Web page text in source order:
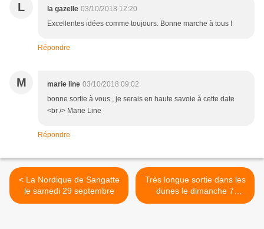
L la gazelle 03/10/2018 12:20
Excellentes idées comme toujours. Bonne marche à tous !
Répondre
M marie line 03/10/2018 09:02
bonne sortie à vous , je serais en haute savoie à cette date
<br /> Marie Line
Répondre
< La Nordique de Sangatte
le samedi 29 septembre
Très longue sortie dans les
dunes le dimanche 7
octobre >